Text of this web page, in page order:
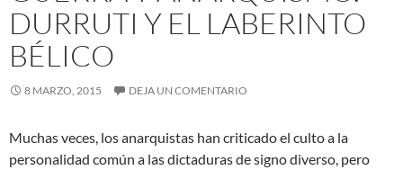
DURRUTI Y EL LABERINTO
BÉLICO
8 MARZO, 2015 DEJA UN COMENTARIO
Muchas veces, los anarquistas han criticado el culto a la
personalidad común a las dictaduras de signo diverso, pero